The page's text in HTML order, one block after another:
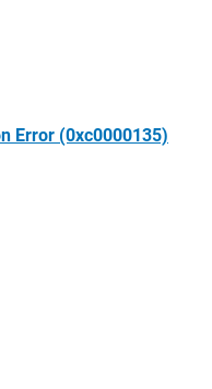
Error (0xc0000135)